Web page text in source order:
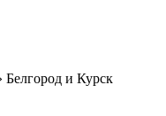
и Курск